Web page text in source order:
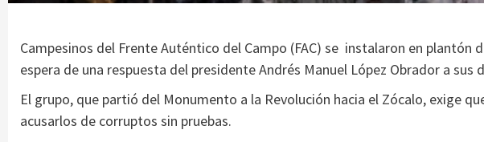
Campesinos del Frente Auténtico del Campo (FAC) se instalaron en plantón
espera de una respuesta del presidente Andrés Manuel López Obrador a sus
El grupo, que partió del Monumento a la Revolución hacia el Zócalo, exige
acusarlos de corruptos sin pruebas.